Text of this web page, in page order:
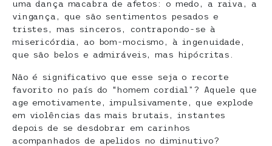
uma dança macabra de afetos: o medo, a raiva, a
vingança, que são sentimentos pesados e
tristes, mas sinceros, contrapondo-se à
misericórdia, ao bom-mocismo, à ingenuidade,
que são belos e admiráveis, mas hipócritas.
Não é significativo que esse seja o recorte
favorito no país do “homem cordial”? Aquele que
age emotivamente, impulsivamente, que explode
em violências das mais brutais, instantes
depois de se desdobrar em carinhos
acompanhados de apelidos no diminutivo?